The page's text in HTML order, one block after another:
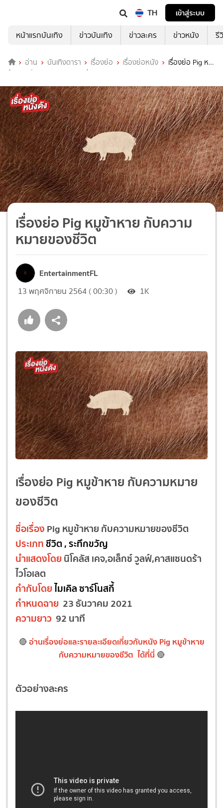
TH
เข้าสู่ระบบ
หน้าแรกบันเทิง
ข่าวบันเทิง ข่าวละคร ข่าวหนัง รี
อ่าน บันเทิงดารา เรื่องย่อ เรื่องย่อหนัง
เรื่องย่อ Pig หมู
ข้าหาย กับความหมายของชีวิต
เรื่องย่อ Pig หมูข้าหาย กับความ
หมายของชีวิต
EntertainmentFL
13 พฤศจิกายน 2564 ( 00:30 ) 1K
เรื่องย่อ Pig หมูข้าหาย กับความหมาย
ของชีวิต
ชื่อเรื่อง Pig หมูข้าหาย กับความหมายของชีวิต
ประเภท ชีวิต , ระทึกขวัญ
นำแสดงโดย นิโคลัส เคจ,อเล็กซ์ วูลฟ์,คาสแซนดร้า
ไวโอเลต
กำกับโดยไมเคิล ซาร์โนสกี้
กำหนดฉาย 23 ธันวาคม 2021
ความยาว 92 นาที
🔴 อ่านเรื่องย่อและรายละเอียดเกี่ยวกับหนัง Pig หมูข้าหาย
กับความหมายของชีวิต ได้ที่นี่ 🔴
ตัวอย่างละคร